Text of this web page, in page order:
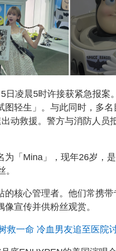
日凌晨5时许接获紧急报案
轻生」。与此同时，多
动救援。警方与消防人员
「Mina」，现年26岁，
的核心管理者。他们常携
宣传并供粉丝观赏。
一命 冷血男友追至医院